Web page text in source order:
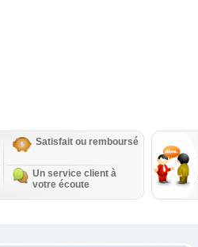
Satisfait ou remboursé
Un service client à
votre écoute